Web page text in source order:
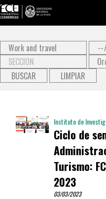
Type 2 or more characters
for results.
Instituto de
Ciclo de
Turismo:
2023
03/03/2023